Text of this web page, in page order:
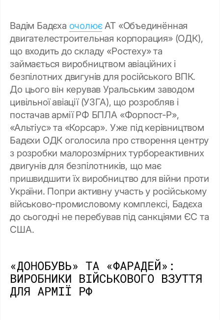
Вадім Бадєха очолюєАТ «Объединённая
двигателестроительная корпорация» (ОДК),
що входить до складу «Ростеху» та
займається виробництвом авіаційних і
безпілотних двигунів для російського ВПК.
До цього він керував Уральським заводом
цивільної авіації (УЗГА), що розробляв і
постачав армії РФ БПЛА «Форпост-Р»,
«Альтіус» та «Корсар». Уже під керівництвом
Бадєхи ОДК оголосила про створення центру
з розробки малорозмірних турбореактивних
двигунів для безпілотників, що має
пришвидшити їх виробництво для війни проти
України. Попри активну участь у російському
військово-промисловому комплексі, Бадєха
до сьогодні не перебував під санкціями ЄС та
США.
«ДОНОБУВЬ» ТА «ФАРАДЕЙ»:
ВИРОБНИКИ ВІЙСЬКОВОГО ВЗУТТЯ
ДЛЯ АРМІЇ РФ